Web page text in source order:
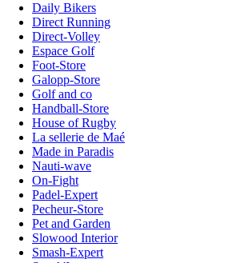
Daily Bikers
Direct Running
Direct-Volley
Espace Golf
Foot-Store
Galopp-Store
Golf and co
Handball-Store
House of Rugby
La sellerie de Maé
Made in Paradis
Nauti-wave
On-Fight
Padel-Expert
Pecheur-Store
Pet and Garden
Slowood Interior
Smash-Expert